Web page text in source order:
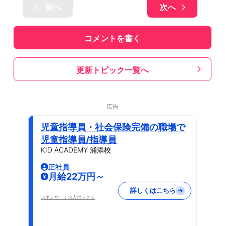
次へ
コメントを書く
更新トピック一覧へ
広告
児童指導員・社会保険完備の職場で
児童指導員/指導員
KID ACADEMY 浦添校
正社員
月給22万円～
スポンサー：求人ボックス
詳しくはこちら